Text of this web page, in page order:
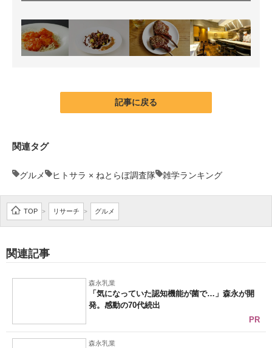
記事に戻る
関連タグ
グルメ ヒトサラ × ねとらぼ調査隊 雑学ランキング
TOP > リサーチ > グルメ
関連記事
森永乳業
「気になっていた認知機能が菌で…」森永が開
発。感動の70代続出
PR
森永乳業